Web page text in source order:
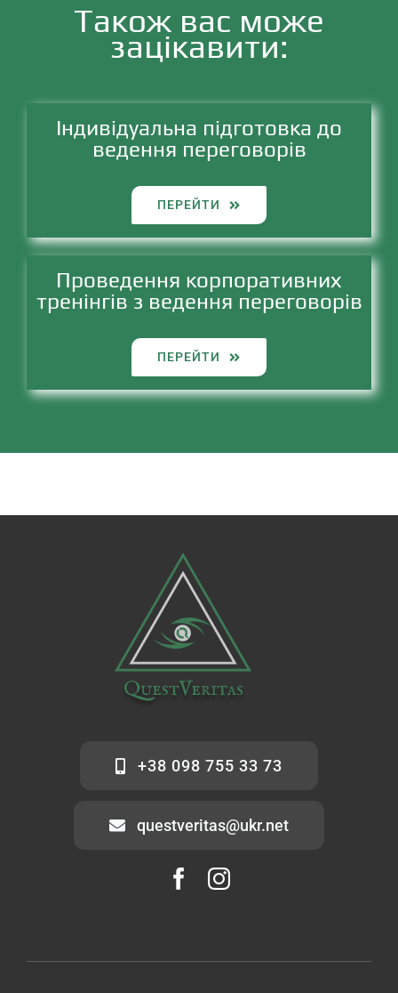
Також вас може
зацікавити:
Індивідуальна підготовка до
ведення переговорів
ПЕРЕЙТИ
Проведення корпоративних
тренінгів з ведення переговорів
ПЕРЕЙТИ
+38 098 755 33 73
questveritas@ukr.net